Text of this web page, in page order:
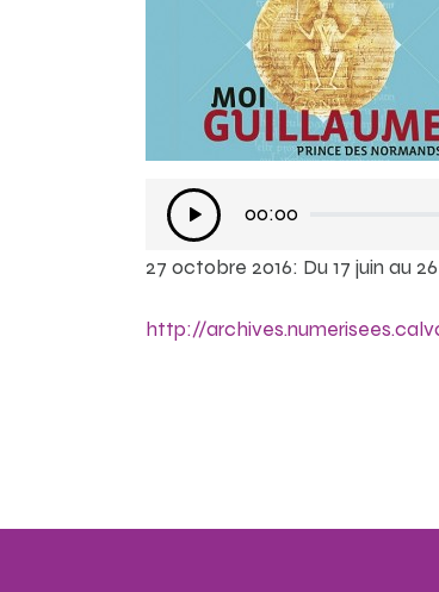
Lecteur
audio
00:00
27 octobre 2016: Du 17 juin au
http://